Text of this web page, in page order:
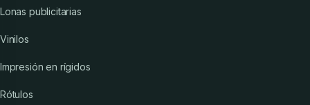
Lonas publicitarias
Vinilos
Impresión en rígidos
Rótulos